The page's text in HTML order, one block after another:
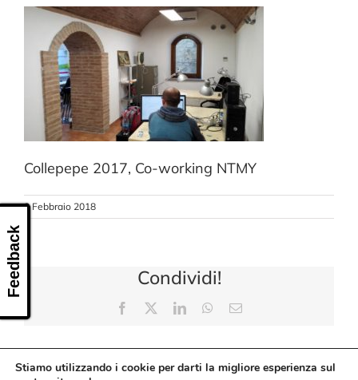
CONTATTI
Collepepe 2017, Co-working NTMY
8 Febbraio 2018
Condividi!
Facebook LinkedInWhatsApp
Email
Stiamo utilizzando i cookie per darti la migliore esperienza sul
Feedback